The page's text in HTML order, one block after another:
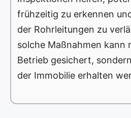
frühzeitig zu erkennen
der Rohrleitungen zu
solche Maßnahmen kann
Betrieb gesichert,
der Immobilie erhalten